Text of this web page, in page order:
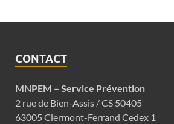
CONTACT
MNPEM – Service Prévention
2 rue de Bien-Assis / CS 50405
63005 Clermont-Ferrand Cedex 1